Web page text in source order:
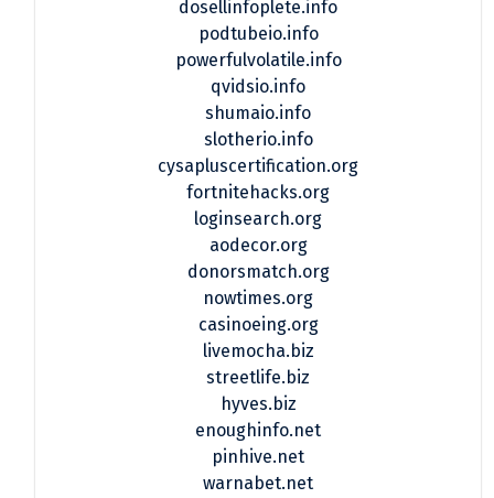
dosellinfoplete.info
podtubeio.info
powerfulvolatile.info
qvidsio.info
shumaio.info
slotherio.info
cysapluscertification.org
fortnitehacks.org
loginsearch.org
aodecor.org
donorsmatch.org
nowtimes.org
casinoeing.org
livemocha.biz
streetlife.biz
hyves.biz
enoughinfo.net
pinhive.net
warnabet.net